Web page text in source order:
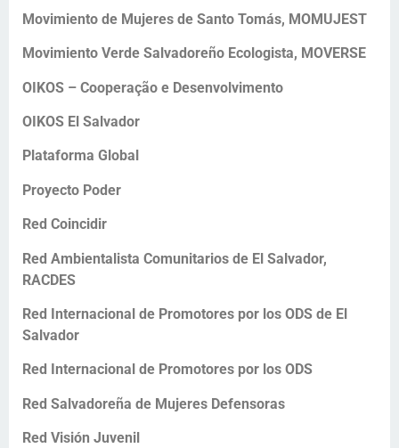
Movimiento de Mujeres de Santo Tomás, MOMUJEST
Movimiento Verde Salvadoreño Ecologista, MOVERSE
OIKOS – Cooperação e Desenvolvimento
OIKOS El Salvador
Plataforma Global
Proyecto Poder
Red Coincidir
Red Ambientalista Comunitarios de El Salvador,
RACDES
Red Internacional de Promotores por los ODS de El
Salvador
Red Internacional de Promotores por los ODS
Red Salvadoreña de Mujeres Defensoras
Red Visión Juvenil